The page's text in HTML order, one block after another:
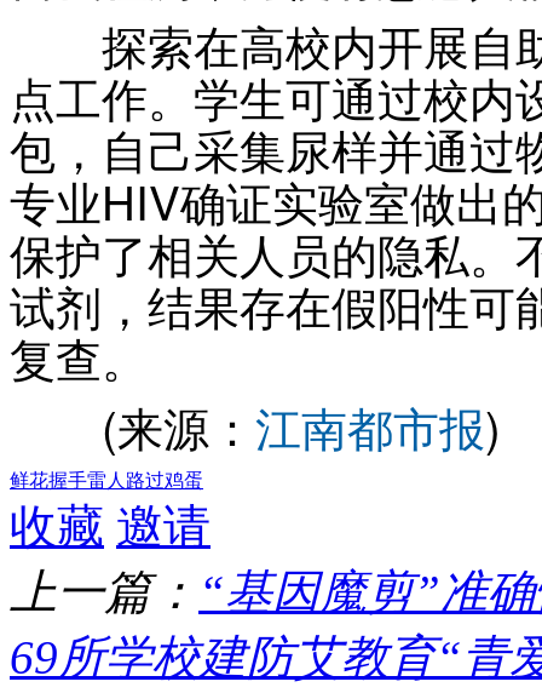
探索在高校内开展自
点工作。学生可通过校
包，自己采集尿样并通过
专业HIV确证实验室做出
保护了相关人员的隐私。
试剂，结果存在假阳性可
复查。
(来源： 江南都市报)
鲜花握手雷人 路过鸡蛋
收藏 邀请
上一篇： “基因魔剪”准
69所学校建防艾教育“青